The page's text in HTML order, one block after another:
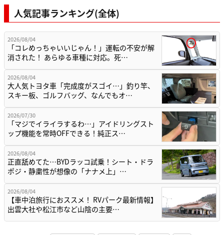
人気記事ランキング(全体)
2026/08/04
「コレめっちゃいいじゃん！」運転の不安が解
消された！ あらゆる車種に対応。死…
2026/08/04
大人気トヨタ車「完成度がスゴイ…」釣り竿、
スキー板、ゴルフバッグ、なんでもオ…
2026/07/30
「マジでイライラするわ…」アイドリングスト
ップ機能を常時OFFできる！純正ス…
2026/08/04
正直舐めてた…BYDラッコ試乗！シート・ドラ
ポジ・静粛性が想像の「ナナメ上」…
2026/08/04
【車中泊旅行におススメ！ RVパーク最新情報】
出雲大社や松江市など山陰の主要…